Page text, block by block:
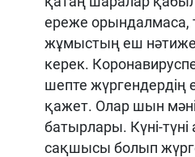
ереже орындалмаса,
жұмыстың еш нәтиже
керек.
шепте жүргендердің
қажет. Олар шын
батырлары. Күні-түні
сақшысы болып